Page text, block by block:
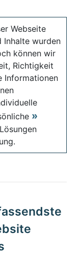
Webseite
Inhalte wurden
können wir
Richtigkeit
Informationen